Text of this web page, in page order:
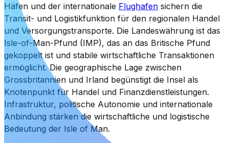
Häfen und der internationale Flughafen sichern die
Transit- und Logistikfunktion für den regionalen Handel
und Versorgungstransporte. Die Landeswährung ist das
Isle-of-Man-Pfund (IMP), das an das Britische Pfund
gekoppelt ist und stabile wirtschaftliche Transaktionen
ermöglicht. Die geographische Lage zwischen
Grossbritannien und Irland begünstigt die Insel als
Knotenpunkt für Handel und Finanzdienstleistungen.
Infrastruktur, politische Autonomie und internationale
Anbindung stärken die wirtschaftliche und logistische
Bedeutung der Isle of Man.